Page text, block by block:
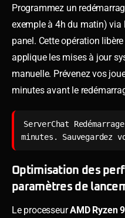
Programmez un
exemple à 4h du matin)
panel. Cette opération
applique les mises à jour
manuelle. Prévenez vos
minutes avant le
ServerChat
Optimisation des
paramètres de
Le processeurAMD Ryzen